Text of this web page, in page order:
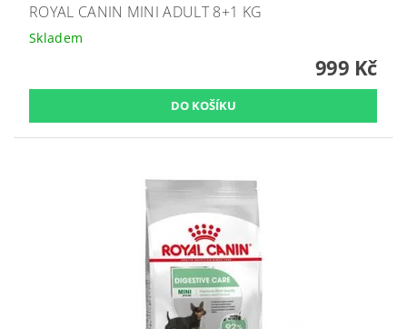
ROYAL CANIN MINI ADULT 8+1 KG
Skladem
999 Kč